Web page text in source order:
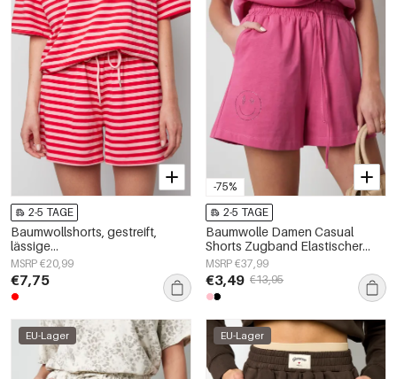
2-5 TAGE
Baumwollshorts, gestreift,
lässige
Frühlings-/Sommerkleidung
MSRP €20,99
€7,75
-75%
2-5 TAGE
Baumwolle Damen Casual
Shorts Zugband Elastischer
Bund
MSRP €37,99
€3,49 €13,95
EU-Lager EU-Lager